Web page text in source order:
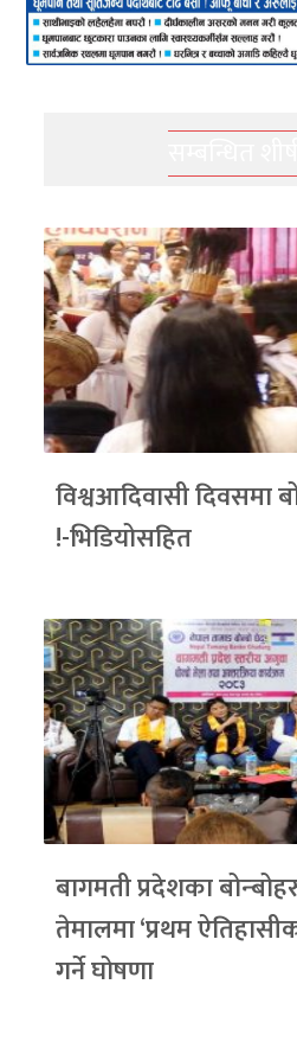
विश्वआदिवासी दिवसमा
!-भिडियोसहित
बागमती प्रदेशका
तेमालमा ‘प्रथम
गर्ने घोषणा